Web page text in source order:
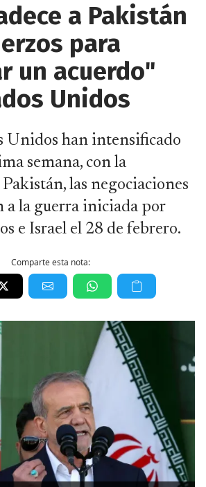
a Pakistán
para
un acuerdo"
Unidos
Unidos han intensificado
semana, con la
las negociaciones
a la guerra iniciada por
e Israel el 28 de febrero.
Comparte esta nota: